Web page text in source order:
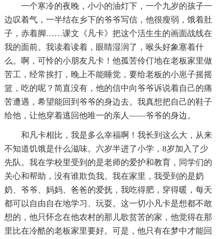
一个寒冷的夜晚，小小的油灯下，一个九岁的孩子一
边叹着气，一半结在乡下的爷爷写信，他很瘦弱，饿着肚
子，赤着脚……课文《凡卡》把这个活生生的画面战线在
我的面前。我读着读着，眼睛湿润了，喉头好象塞着什
么。啊，可怜的小朋友凡卡！他孤苦伶仃地在老板家里做
苦工，经常挨打，晚上不能睡觉，要给老板的小崽子摇摇
篮，吃的呢？简直没有，他的信中向爷爷诉说着自己的痛
苦遭遇，希望能回到爷爷的身边去。我真想把自己的鞋子
给他，让他穿着逃回他唯一的亲人——爷爷的身边。
和凡卡相比，我是多么幸福啊！我长到这么大，从来
不知道饥饿是什么滋味。六岁半进了小学，8岁加入了少
先队。我在学校里受到的是老师的爱护和教育，同学们的
关心和帮助，没有谁欺负我。我在家里，我受到的是奶
奶、爷爷、妈妈、爸爸的爱抚，我吃得肥，穿得暖，每天
都可以自由自在地学习、玩耍。这一切小凡卡是想都不敢
想的，他只怀念在他农村的那儿歌贫苦的家，他觉得在那
里比在冷酷的老板家里要好。可是，他只有在梦中才能回